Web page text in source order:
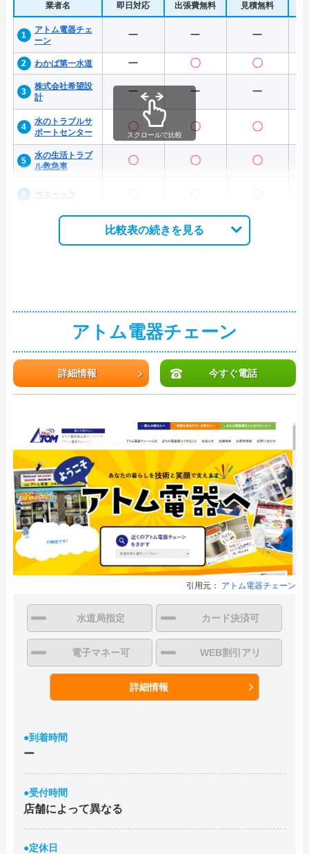
業者名 即日対応 出張費無料 見積無料
アトム電器チェ
ーン
ー ー ー
わかば第一水道 ー 〇 〇
株式会社希望設
計
ー ー ー
水のトラブルサ
ポートセンター
〇 〇 〇
水の生活トラブ
ル救急車
〇 〇 〇
ガスペック
スクロールで比較
比較表の続きを見る
アトム電器チェーン
詳細情報 今すぐ電話
引用元： アトム電器チェーン
水道局指定 カード決済可
電子マネー可 WEB割引アリ
詳細情報
●到着時間
ー
●受付時間
店舗によって異なる
●定休日